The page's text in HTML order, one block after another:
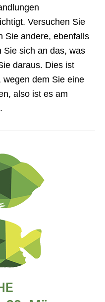
Versuchen Sie
Sie andere, ebenfalls
Sie sich an das, was
daraus. Dies ist
dem Sie eine
also ist es am